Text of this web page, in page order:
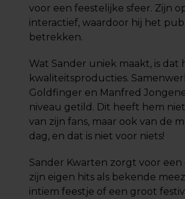
voor een feestelijke sfeer. Zijn
interactief, waardoor hij het
betrekken.
Wat Sander uniek maakt, is dat
kwaliteitsproducties.
Goldfinger en Manfred
niveau getild. Dit heeft hem
van zijn fans, maar ook van de
dag, en dat is niet voor niets!
Sander Kwarten zorgt voor
zijn eigen hits als bekende
intiem feestje of een groot